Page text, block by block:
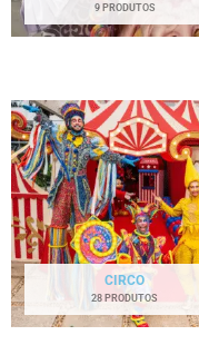
9 PRODUTOS
CIRCO
28 PRODUTOS